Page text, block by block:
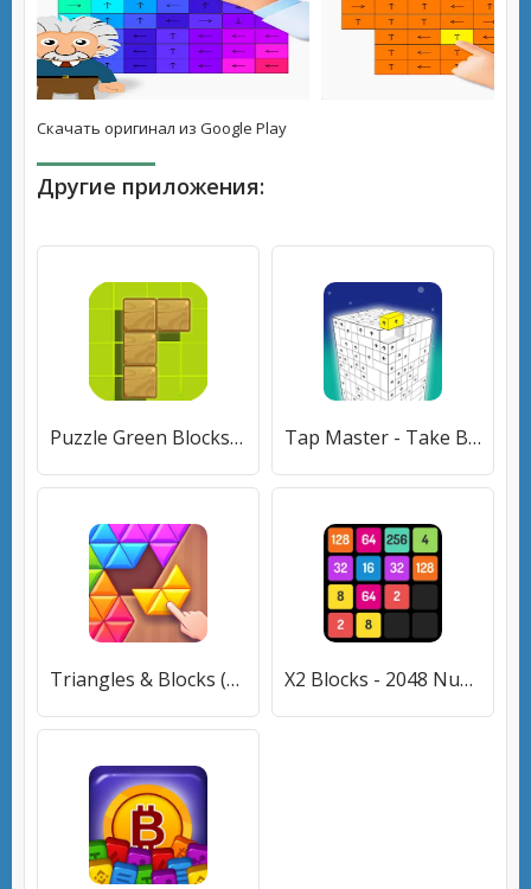
Скачать оригинал из Google Play
Другие приложения:
Puzzle Green Blocks (Пазл Зеленые Блоки) [МОД Mega Pack] APK Android Tap Master - Take Blocks Away (Тап Мастер) [МОД Бесконечные монеты] APK Android
Triangles & Blocks (Полиблок) [МОД Меню] APK Android X2 Blocks - 2048 Number Game (Блоки) [МОД Меню] APK Android